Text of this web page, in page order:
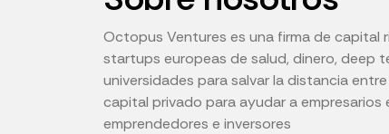
Octopus Ventures es una firma de capital
startups europeas de salud, dinero, deep
universidades para salvar la distancia
capital privado para ayudar a
emprendedores e inversores